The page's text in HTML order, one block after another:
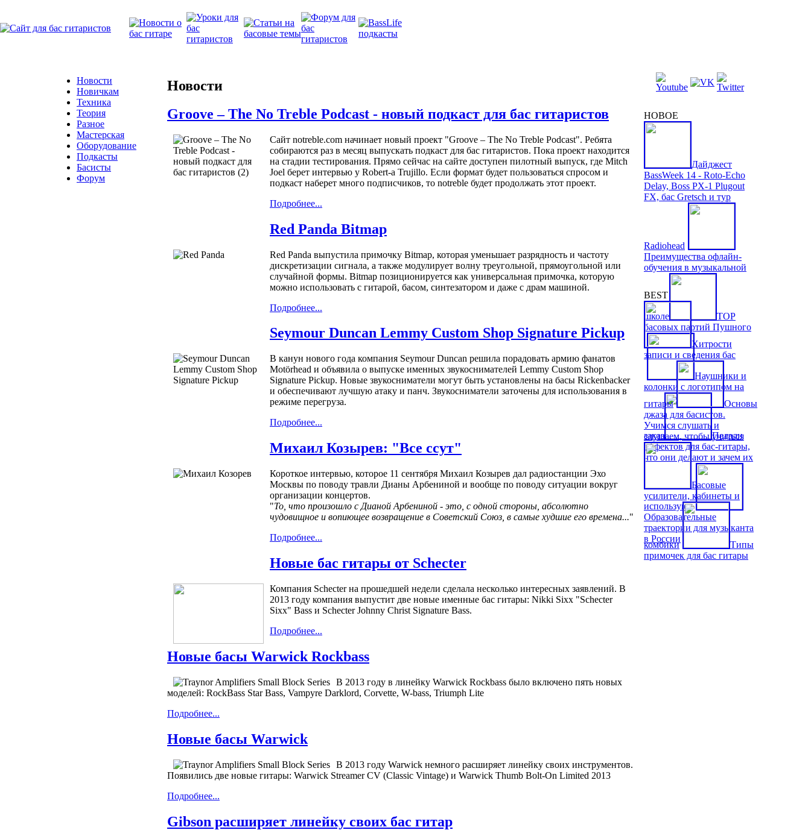
Новости
Новичкам
Техника
Теория
Разное
Мастерская
Оборудование
Подкасты
Басисты
Форум
Новости
Groove – The No Treble Podcast - новый подкаст для бас гитаристов
Сайт notreble.com начинает новый проект "Groove – The No Treble Podcast". Ребята
собираются раз в месяц выпускать подкаст для бас гитаристов. Пока проект находится
на стадии тестирования. Прямо сейчас на сайте доступен пилотный выпуск, где Mitch
Joel берет интервью у Robert-а Trujillo. Если формат будет пользоваться спросом и
подкаст наберет много подписчиков, то notreble будет продолжать этот проект.
Подробнее...
Red Panda Bitmap
Red Panda выпустила примочку Bitmap, которая уменьшает разрядность и частоту
дискретизации сигнала, а также модулирует волну треугольной, прямоугольной или
случайной формы. Bitmap позиционируется как универсальная примочка, которую
можно использовать с гитарой, басом, синтезатором и даже с драм машиной.
Подробнее...
Seymour Duncan Lemmy Custom Shop Signature Pickup
В канун нового года компания Seymour Duncan решила порадовать армию фанатов
Motörhead и объявила о выпуске именных звукоснимателей Lemmy Custom Shop
Signature Pickup. Новые звукосниматели могут быть установлены на басы Rickenbacker
и обеспечивают лучшую атаку и панч. Звукосниматели заточены для использования в
режиме перегруза.
Подробнее...
Михаил Козырев: "Все ссут"
Короткое интервью, которое 11 сентября Михаил Козырев дал радиостанции Эхо
Москвы по поводу травли Дианы Арбениной и вообще по поводу ситуации вокруг
организации концертов.
"То, что произошло с Дианой Арбениной - это, с одной стороны, абсолютно
чудовищное и вопиющее возвращение в Советский Союз, в самые худшие его времена..."
Подробнее...
Новые бас гитары от Schecter
Компания Schecter на прошедшей недели сделала несколько интересных заявлений. В
2013 году компания выпустит две новые именные бас гитары: Nikki Sixx "Schecter
Sixx" Bass и Schecter Johnny Christ Signature Bass.
Подробнее...
Новые басы Warwick Rockbass
В 2013 году в линейку Warwick Rockbass было включено пять новых
моделей: RockBass Star Bass, Vampyre Darklord, Corvette, W-bass, Triumph Lite
Подробнее...
Новые басы Warwick
В 2013 году Warwick немного расширяет линейку своих инструментов.
Появились две новые гитары: Warwick Streamer CV (Classic Vintage) и Warwick Thumb Bolt-On Limited 2013
Подробнее...
Gibson расширяет линейку своих бас гитар
НОВОЕ
Дайджест
BassWeek 14 - Roto-Echo
Delay, Boss PX-1 Plugout
FX, бас Gretsch и тур
Radiohead
Преимущества офлайн-
обучения в музыкальной
школе
TOP
басовых партий Пушного
Наушники и
колонки с логотипом на
заказ
Педали
эффектов для бас-гитары,
что они делают и зачем их
используют
Образовательные
траектории для музыканта
в России
BEST
Хитрости
записи и сведения бас
гитары
Основы
джаза для басистов.
Учимся слушать и
слушаем, чтобы учиться
Басовые
усилители, кабинеты и
комбики
Типы
примочек для бас гитары